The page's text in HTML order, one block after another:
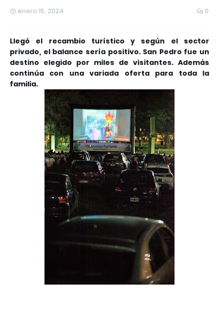
enero 15, 2024 0
Llegó el recambio turístico y según el sector
privado, el balance sería positivo. San Pedro fue un
destino elegido por miles de visitantes. Además
continúa con una variada oferta para toda la
familia.